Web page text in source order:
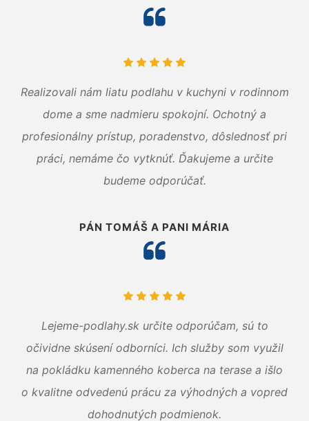
Realizovali nám liatu podlahu v kuchyni v rodinnom
dome a sme nadmieru spokojní. Ochotný a
profesionálny prístup, poradenstvo, dôslednosť pri
práci, nemáme čo vytknúť. Ďakujeme a určite
budeme odporúčať.
PÁN TOMÁŠ A PANI MÁRIA
Lejeme-podlahy.sk určite odporúčam, sú to
očividne skúsení odborníci. Ich služby som využil
na pokládku kamenného koberca na terase a išlo
o kvalitne odvedenú prácu za výhodných a vopred
dohodnutých podmienok.